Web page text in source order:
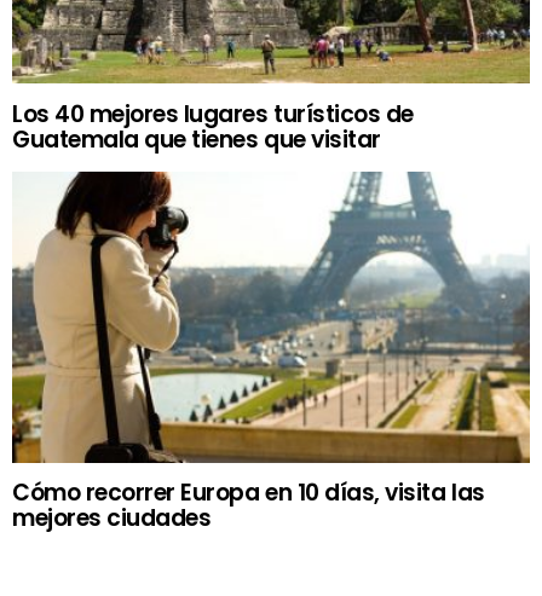
Los 40 mejores lugares turísticos de
Guatemala que tienes que visitar
Cómo recorrer Europa en 10 días, visita las
mejores ciudades